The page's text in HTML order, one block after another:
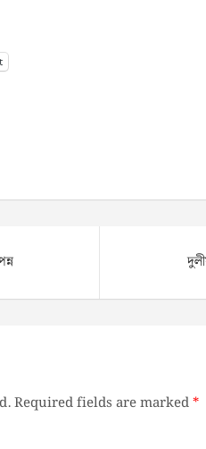
Required fields are marked*